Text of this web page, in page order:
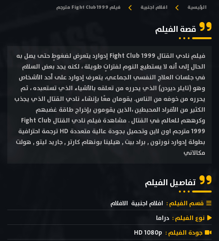
الرئيسية افلام اجنبية فيلم Fight Club 1999 مترجم
قصة الفيلم
فيلم نادي القتال Fight Club 1999 إدوارد يتعرض لضغوطٍ حتى يصل به
الحال إلى أنه لا يستطيع النوم لفتراتٍ طويلة ، لكنه يجد بعض السلام
في جلسات العلاج النفسي الجماعي، يتعرف إدوارد على أحد الأشخاص
وهو (تايلر ديردن) الذي يحرره من تعلقه بالأشياء الذي تستعبده ، ثم
يحرره من خوفه من الناس. يقومان معًا بإنشاء نادي القتال الذي يجذب
الكثير من الأفراد المحبطين ،الذين يقومون بإخراج طاقة غضبهم
وكرههم للعالم في القتال . مشاهدة فيلم نادي القتال Fight Club
1999 مترجم اون لاين وتحميل بجودة عالية متعددة HD ترجمة احترافية
بطولة إدوارد نورتون , براد بيت , هيلينا بونهام كارتر , جاريد ليتو , هولت
مكالاني
تفاصيل الفيلم
قسم الفيلم : افلام اجنبية الافلام
نوع الفيلم : دراما
جودة الفيلم : HD 1080p